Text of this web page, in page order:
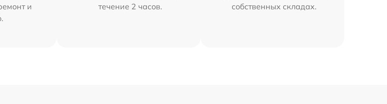
и
течение 2 часов.
собственных складах.